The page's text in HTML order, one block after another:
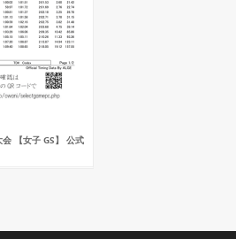
【女子 GS】 公式